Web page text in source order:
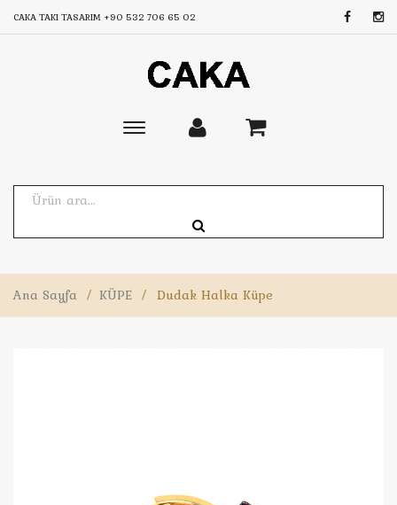
CAKA TAKI TASARIM +90 532 706 65 02
Toggle
Ana Sayfa / KÜPE / Dudak Halka Küpe